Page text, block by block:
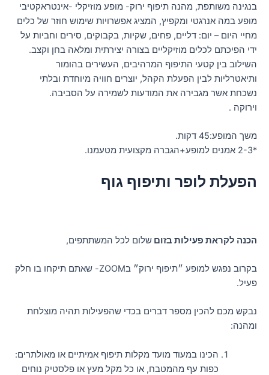
בנגינה משותפת, מהנה תיפוף ירוק- מופע מוזיקלי -אינטראקטיבי
מופע במה אנרגטי ומקפיץ, המציג אפשרויות שימוש חוזר של כלים
מחיי היום – יום: דליים, פחים, שקיות, בקבוקים, סירים וחביות על
ידי הפיכתם לכלים מוזיקליים בצורה יצירתית ומלאה בחן וקצב.
השילוב בין קטעי התיפוף המרהיבים, העשירים בהומור
ותיאטרליות לבין הפעלת הקהל, יוצרים חוויה מיוחדת ובלתי
נשכחת אשר מגבירה את המודעות לשמירה על הסביבה.
וירוקה .
משך המופע:45 דקות.
*2-3 אמנים למופע+הגברה מקצועית מטעמנו.
הפעלת לופר ותיפוף גוף
הכנה לקראת פעילות בזום שלום לכל המשתתפים,
בקרוב נפגש למופע ״תיפוף ירוק״ בZOOM- שאתם תיקחו בו חלק
פעיל.
נבקש מכם להכין מספר דברים בכדי שהפעילות תהיה מוצלחת
ומהנה:
הכינו במעוד מועד מקלות תיפוף אמיתיים או מאולתרים:
כפות עף מהמטבח, או כל מקל מעץ או פלסטיק נוחים